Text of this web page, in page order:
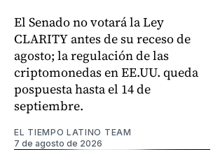
El Senado no votará la Ley
CLARITY antes de su receso de
agosto; la regulación de las
criptomonedas en EE.UU. queda
pospuesta hasta el 14 de
septiembre.
EL TIEMPO LATINO TEAM
7 de agosto de 2026